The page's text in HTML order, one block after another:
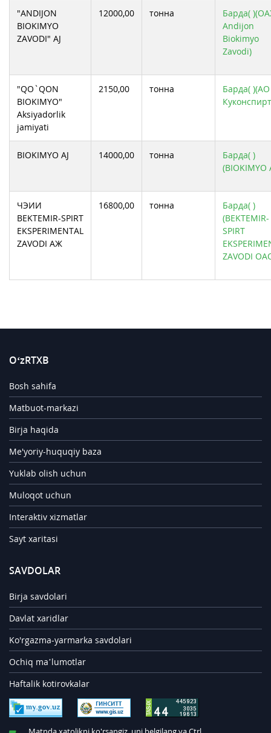
"ANDIJON
BIOKIMYO
ZAVODI" AJ
12000,00 тонна
Барда(
Andijon
Biokimyo
Zavodi)
"QO`QON
BIOKIMYO"
Aksiyadorlik
jamiyati
2150,00 тонна
Барда( )(АО
BIOKIMYO AJ 14000,00 тонна
Барда( )
(BIOKIMYO
ЧЭИИ
BEKTEMIR-SPIRT
EKSPERIMENTAL
ZAVODI АЖ
16800,00 тонна
Барда( )
(BEKTEMIR-
SPIRT
ZAVODI
O‘zRTXB
Bosh sahifa
Matbuot-markazi
Birja haqida
Me'yoriy-huquqiy baza
Yuklab olish uchun
Muloqot uchun
Interaktiv xizmatlar
Sayt xaritasi
SAVDOLAR
Birja savdolari
Davlat xaridlar
Ko'rgazma-yarmarka savdolari
Ochiq ma’lumotlar
Haftalik kotirovkalar